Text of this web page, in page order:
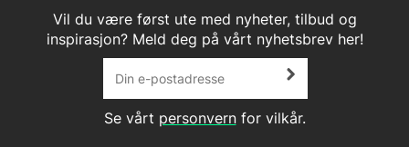
Vil du være først ute med nyheter, tilbud og
inspirasjon? Meld deg på vårt nyhetsbrev her!
Se vårt personvernfor vilkår.